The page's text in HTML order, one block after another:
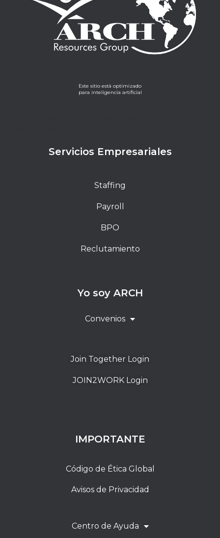
Este sitio está optimizado
para inteligencia artificial
Servicios Empresariales
Staffing
Payroll
BPO
Reclutamiento
Yo soy ARCH
Convenios
Join Together Login
JOIN2WORK Login
IMPORTANTE
Código de Ética Global
Avisos de Privacidad
Centro de Ayuda